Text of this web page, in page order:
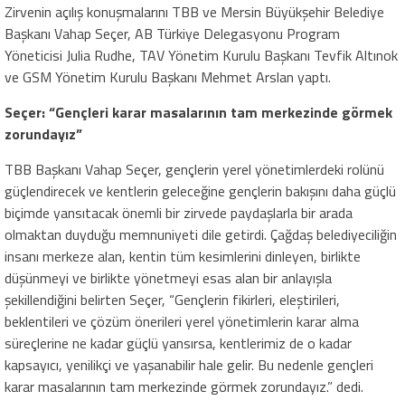
Zirvenin açılış konuşmalarını TBB ve Mersin Büyükşehir Belediye
Başkanı Vahap Seçer, AB Türkiye Delegasyonu Program
Yöneticisi Julia Rudhe, TAV Yönetim Kurulu Başkanı Tevfik Altınok
ve GSM Yönetim Kurulu Başkanı Mehmet Arslan yaptı.
Seçer: “Gençleri karar masalarının tam merkezinde görmek
zorundayız”
TBB Başkanı Vahap Seçer, gençlerin yerel yönetimlerdeki rolünü
güçlendirecek ve kentlerin geleceğine gençlerin bakışını daha güçlü
biçimde yansıtacak önemli bir zirvede paydaşlarla bir arada
olmaktan duyduğu memnuniyeti dile getirdi. Çağdaş belediyeciliğin
insanı merkeze alan, kentin tüm kesimlerini dinleyen, birlikte
düşünmeyi ve birlikte yönetmeyi esas alan bir anlayışla
şekillendiğini belirten Seçer, “Gençlerin fikirleri, eleştirileri,
beklentileri ve çözüm önerileri yerel yönetimlerin karar alma
süreçlerine ne kadar güçlü yansırsa, kentlerimiz de o kadar
kapsayıcı, yenilikçi ve yaşanabilir hale gelir. Bu nedenle gençleri
karar masalarının tam merkezinde görmek zorundayız.” dedi.